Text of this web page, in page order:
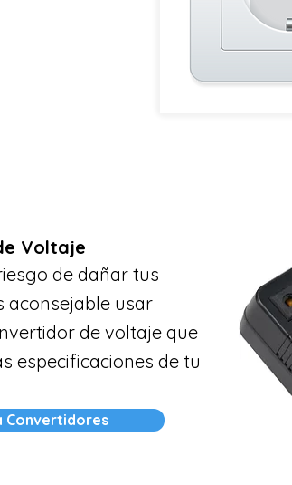
Voltaje
de dañar tus
aconsejable usar
de voltaje que
especificaciones de tu
Convertidores